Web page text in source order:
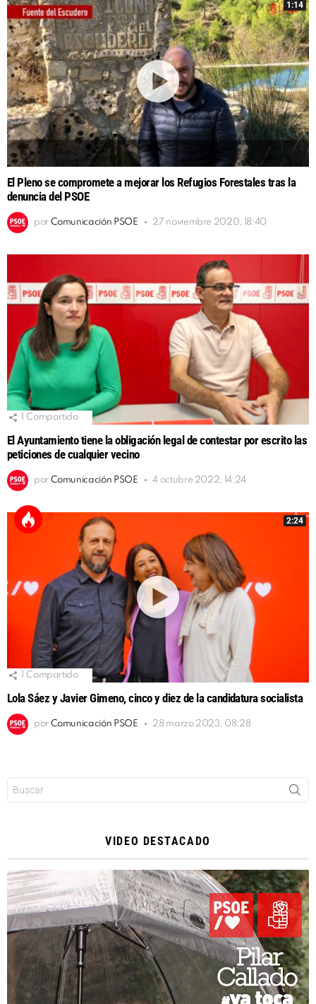
1:14
El Pleno se compromete a mejorar los Refugios Forestales tras la
denuncia del PSOE
por Comunicación PSOE 27 noviembre 2020, 18:40
Compartido
El Ayuntamiento tiene la obligación legal de contestar por escrito las
peticiones de cualquier vecino
por Comunicación PSOE 4 octubre 2022, 14:24
2:24
Compartido
Lola Sáez y Javier Gimeno, cinco y diez de la candidatura socialista
por Comunicación PSOE 28 marzo 2023, 08:28
VIDEO DESTACADO
Reproductor
de
vídeo